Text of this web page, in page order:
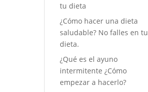
tu dieta
¿Cómo hacer una dieta
saludable? No falles en tu
dieta.
¿Qué es el ayuno
intermitente ¿Cómo
empezar a hacerlo?